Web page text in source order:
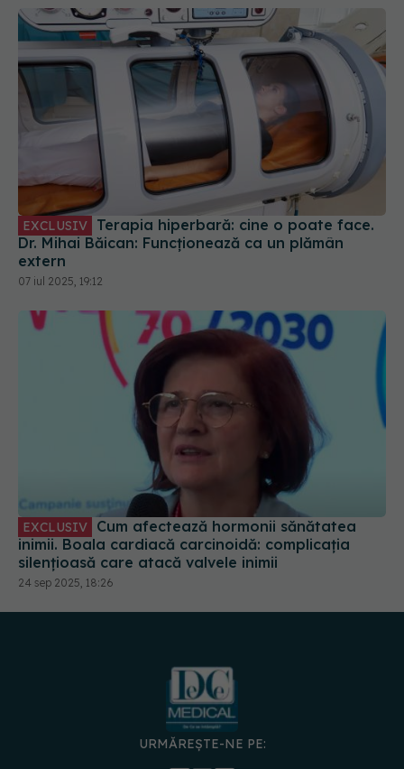
EXCLUSIV
Dr. Mihai Băican: Funcționează ca un plămân
extern
07 iul 2025, 19:12
EXCLUSIV
inimii. Boala cardiacă carcinoidă: complicația
silențioasă care atacă valvele inimii
24 sep 2025, 18:26
URMĂREȘTE-NE PE: